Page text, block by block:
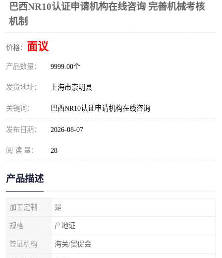
巴西NR10认证申请机构在线咨询 完善机械考核
机制
价格： 面议
产品数量： 9999.00个
发货地址： 上海市崇明县
关键词： 巴西NR10认证申请机构在线咨询
发布日期： 2026-08-07
阅 读 量： 28
产品描述
加工定制 是
规格 产地证
签证机构 海关/贸促会